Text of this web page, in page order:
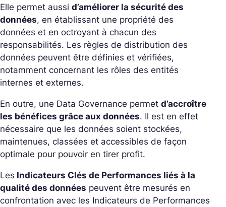
Elle permet aussi d’améliorer la sécurité des
données, en établissant une propriété des
données et en octroyant à chacun des
responsabilités. Les règles de distribution des
données peuvent être définies et vérifiées,
notamment concernant les rôles des entités
internes et externes.
En outre, une Data Governance permet d’accroître
les bénéfices grâce aux données. Il est en effet
nécessaire que les données soient stockées,
maintenues, classées et accessibles de façon
optimale pour pouvoir en tirer profit.
Les Indicateurs Clés de Performances liés à la
qualité des données peuvent être mesurés en
confrontation avec les Indicateurs de Performances